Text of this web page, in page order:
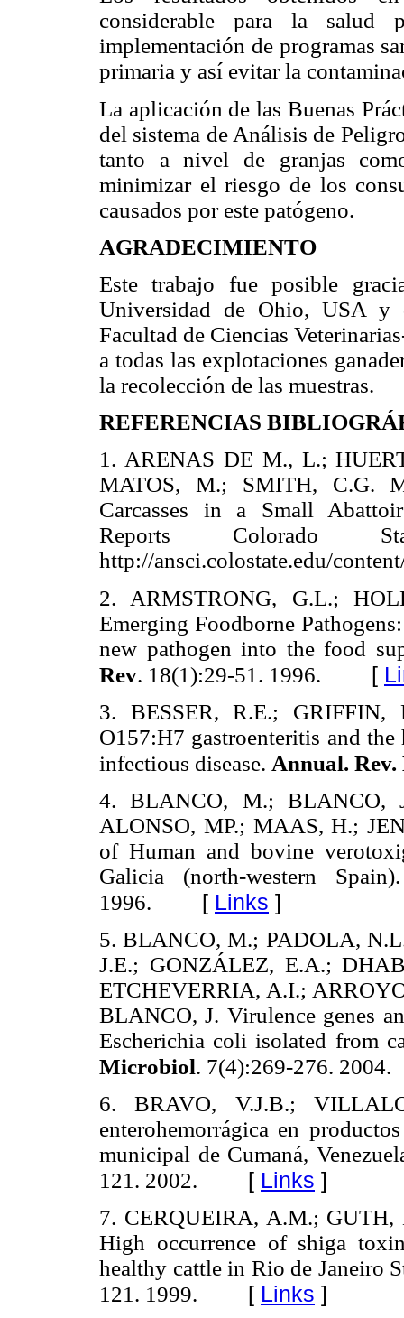
considerable para la
implementación de programas
primaria y así evitar la
La aplicación de las Buenas
del sistema de Análisis de
tanto a nivel de granjas
minimizar el riesgo de los
causados por este patógeno.
AGRADECIMIENTO
Este trabajo fue posible
Universidad de Ohio, USA
Facultad de Ciencias
a todas las explotaciones
la recolección de las muestras.
REFERENCIAS
1. ARENAS DE M., L.;
MATOS, M.; SMITH, C.G.
Carcasses in a Small
Reports
Colorado
http://ansci.colostate.edu/
2. ARMSTRONG, G.L.;
Emerging Foodborne
new pathogen into the food
Rev. 18(1):29-51. 1996. [
3. BESSER, R.E.;
O157:H7 gastroenteritis and
infectious disease. Annual. Rev.
4. BLANCO, M.; BLANCO,
ALONSO, MP.; MAAS, H.;
of Human and bovine
Galicia (north-western
1996. [ Links ]
5. BLANCO, M.; PADOLA,
J.E.; GONZÁLEZ, E.A.;
ETCHEVERRIA, A.I.;
BLANCO, J. Virulence genes
Escherichia coli isolated from
Microbiol. 7(4):269-276. 2004.
6. BRAVO, V.J.B.;
enterohemorrágica en
municipal de Cumaná,
121. 2002. [ Links ]
7. CERQUEIRA, A.M.;
High occurrence of shiga
healthy cattle in Rio de Janeiro
121. 1999. [ Links ]